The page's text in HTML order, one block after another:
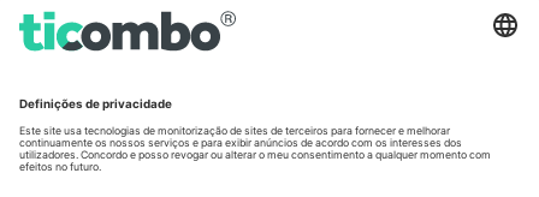
Germany
Unter den Linden 24, 10117
United Kingdom
167 City Road, London, Greater